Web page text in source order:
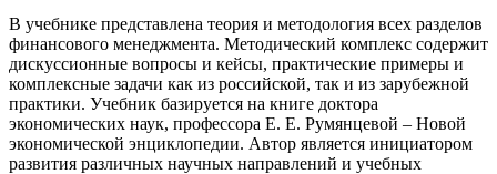
В учебнике представлена теория и методология всех разделов
финансового менеджмента. Методический комплекс содержит
дискуссионные вопросы и кейсы, практические примеры и
комплексные задачи как из российской, так и из зарубежной
практики. Учебник базируется на книге доктора
экономических наук, профессора Е. Е. Румянцевой – Новой
экономической энциклопедии. Автор является инициатором
развития различных научных направлений и учебных